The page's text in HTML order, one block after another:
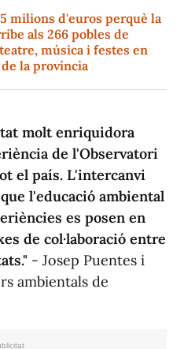
milions d'euros perquè la
als 266 pobles de
música i festes en
de la província
molt enriquidora
de l'Observatori
el país. L'intercanvi
l'educació ambiental
es posen en
de col·laboració entre
- Josep Puentes i
ambientals de